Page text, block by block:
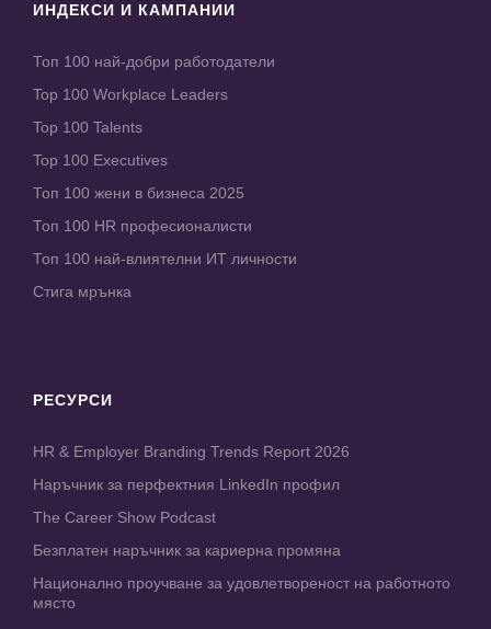
ИНДЕКСИ И КАМПАНИИ
Топ 100 най-добри работодатели
Top 100 Workplace Leaders
Top 100 Talents
Top 100 Executives
Топ 100 жени в бизнеса 2025
Топ 100 HR професионалисти
Топ 100 най-влиятелни ИТ личности
Стига мрънка
РЕСУРСИ
HR & Employer Branding Trends Report 2026
Наръчник за перфектния LinkedIn профил
The Career Show Podcast
Безплатен наръчник за кариерна промяна
Национално проучване за удовлетвореност на работното
място